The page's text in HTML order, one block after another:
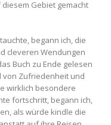
Gebiet gemacht
begann ich, die
cleveren Wendungen
Buch zu Ende gelesen
von Zufriedenheit und
wirklich besondere
fortschritt, begann ich,
als würde kindle die